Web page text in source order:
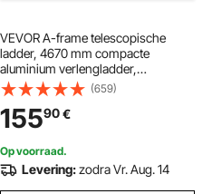
VEVOR A-frame telescopische
ladder, 4670 mm compacte
aluminium verlengladder,
multifunctionele draagbare
opvouwbare camperladder,
telescopische ladder voor
huiswerk, trappen, binnen- en
buitendaken, draagvermogen 150
kg
(659)
15590€
Op voorraad.
Levering:zodra Vr. Aug. 14